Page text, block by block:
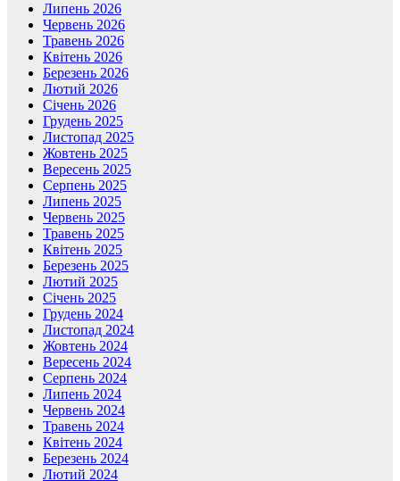
Липень 2026
Червень 2026
Травень 2026
Квітень 2026
Березень 2026
Лютий 2026
Січень 2026
Грудень 2025
Листопад 2025
Жовтень 2025
Вересень 2025
Серпень 2025
Липень 2025
Червень 2025
Травень 2025
Квітень 2025
Березень 2025
Лютий 2025
Січень 2025
Грудень 2024
Листопад 2024
Жовтень 2024
Вересень 2024
Серпень 2024
Липень 2024
Червень 2024
Травень 2024
Квітень 2024
Березень 2024
Лютий 2024